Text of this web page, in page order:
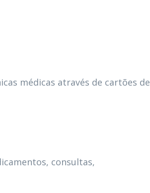
médicas através de cartões de
consultas,